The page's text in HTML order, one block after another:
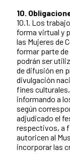
10.
10.1. Los
forma virtual y
las Mujeres de
formar parte
podrán ser
de difusión en
divulgación
fines
informando a
según
adjudicado el
respectivos, a
autoricen al
incorporar las